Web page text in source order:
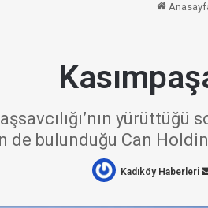
de bulunduğu Can
Kadıköy Haberleri